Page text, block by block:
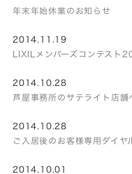
年末年始休業のお知らせ
2014.11.19
LIXILメンバーズコンテスト
2014.10.28
芦屋事務所のサテライト店舗
2014.10.28
ご入居後のお客様専用ダイヤ
2014.10.01